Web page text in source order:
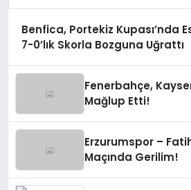
Benfica, Portekiz Kupası’nda
7-0’lık Skorla Bozguna Uğrattı
Fenerbahçe,
Mağlup Etti!
Erzurumspor –
Maçında Gerilim!